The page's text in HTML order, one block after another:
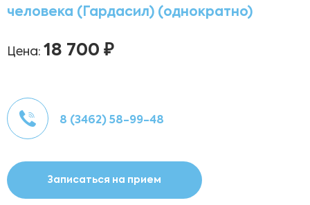
человека (Гардасил) (однократно)
Цена: 18 700 ₽
8 (3462) 58-99-48
Записаться на прием